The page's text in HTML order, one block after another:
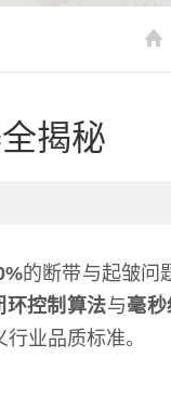
揭秘
的断带与起皱问
环控制算法与毫
业品质标准。